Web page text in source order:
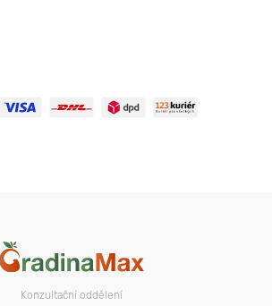
Konzultační oddělení